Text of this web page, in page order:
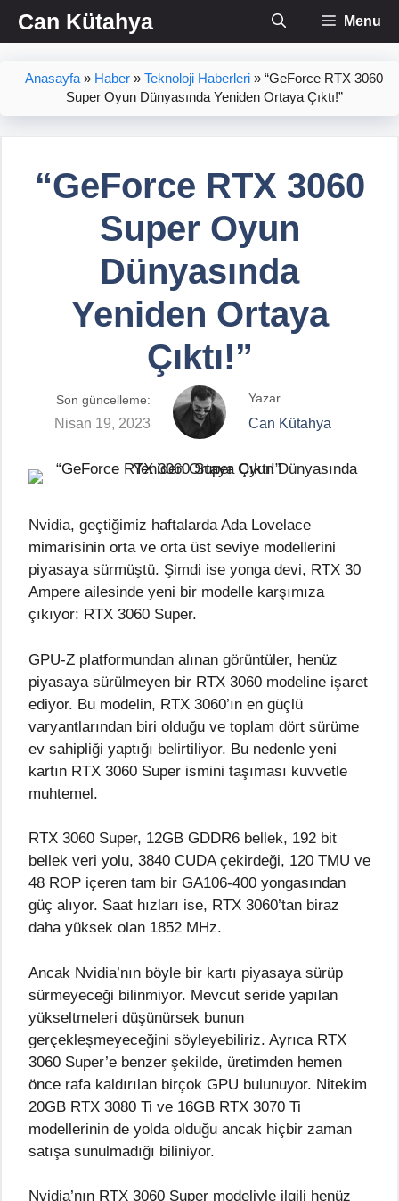
İçeriğe
atlaCan Kütahya Menu
Anasayfa » Haber » Teknoloji Haberleri » “GeForce RTX 3060
Super Oyun Dünyasında Yeniden Ortaya Çıktı!”
“GeForce RTX 3060
Super Oyun
Dünyasında
Yeniden Ortaya
Çıktı!”
Son güncelleme:
Nisan 19, 2023
Yazar
Can Kütahya
Nvidia, geçtiğimiz haftalarda Ada Lovelace
mimarisinin orta ve orta üst seviye modellerini
piyasaya sürmüştü. Şimdi ise yonga devi, RTX 30
Ampere ailesinde yeni bir modelle karşımıza
çıkıyor: RTX 3060 Super.
GPU-Z platformundan alınan görüntüler, henüz
piyasaya sürülmeyen bir RTX 3060 modeline işaret
ediyor. Bu modelin, RTX 3060’ın en güçlü
varyantlarından biri olduğu ve toplam dört sürüme
ev sahipliği yaptığı belirtiliyor. Bu nedenle yeni
kartın RTX 3060 Super ismini taşıması kuvvetle
muhtemel.
RTX 3060 Super, 12GB GDDR6 bellek, 192 bit
bellek veri yolu, 3840 CUDA çekirdeği, 120 TMU ve
48 ROP içeren tam bir GA106-400 yongasından
güç alıyor. Saat hızları ise, RTX 3060’tan biraz
daha yüksek olan 1852 MHz.
Ancak Nvidia’nın böyle bir kartı piyasaya sürüp
sürmeyeceği bilinmiyor. Mevcut seride yapılan
yükseltmeleri düşünürsek bunun
gerçekleşmeyeceğini söyleyebiliriz. Ayrıca RTX
3060 Super’e benzer şekilde, üretimden hemen
önce rafa kaldırılan birçok GPU bulunuyor. Nitekim
20GB RTX 3080 Ti ve 16GB RTX 3070 Ti
modellerinin de yolda olduğu ancak hiçbir zaman
satışa sunulmadığı biliniyor.
Nvidia’nın RTX 3060 Super modeliyle ilgili henüz